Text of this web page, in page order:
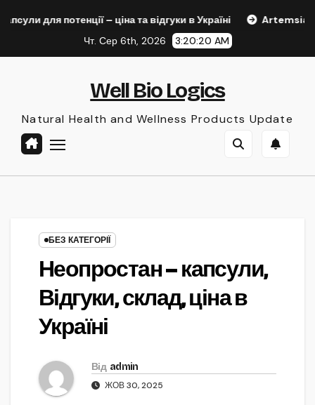
– ціна та відгуки в Україні
Artemsia Active
Чт. Сер 6th, 2026
3:20:21 AM
Well Bio Logics
Natural Health and Wellness Products Update
БЕЗ КАТЕГОРІЇ
Неопростан – капсули,
Відгуки, склад, ціна в
Україні
Від admin
ЖОВ 30, 2025